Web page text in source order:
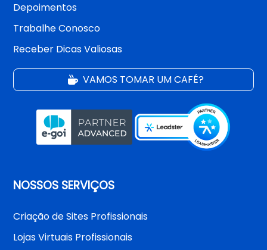
Depoimentos
Trabalhe Conosco
Receber Dicas Valiosas
VAMOS TOMAR UM CAFÉ?
NOSSOS SERVIÇOS
Criação de Sites Profissionais
Lojas Virtuais Profissionais